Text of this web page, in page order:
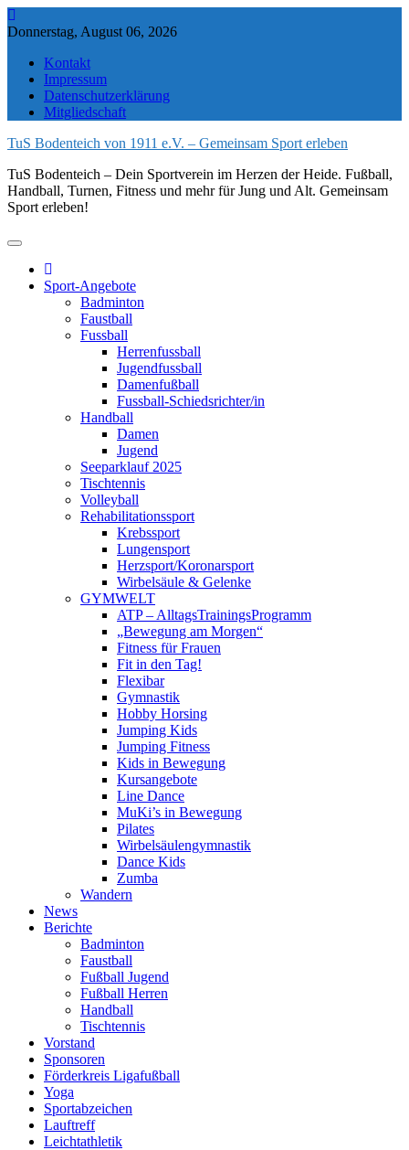
Skip
to
Donnerstag, August 06, 2026
Kontakt
Impressum
Datenschutzerklärung
Mitgliedschaft
TuS Bodenteich von 1911 e.V. – Gemeinsam Sport erleben
TuS Bodenteich – Dein Sportverein im Herzen der Heide. Fußball,
Handball, Turnen, Fitness und mehr für Jung und Alt. Gemeinsam
Sport erleben!
Sport-Angebote
Badminton
Faustball
Fussball
Herrenfussball
Jugendfussball
Damenfußball
Fussball-Schiedsrichter/in
Handball
Damen
Jugend
Seeparklauf 2025
Tischtennis
Volleyball
Rehabilitationssport
Krebssport
Lungensport
Herzsport/Koronarsport
Wirbelsäule & Gelenke
GYMWELT
ATP – AlltagsTrainingsProgramm
„Bewegung am Morgen“
Fitness für Frauen
Fit in den Tag!
Flexibar
Gymnastik
Hobby Horsing
Jumping Kids
Jumping Fitness
Kids in Bewegung
Kursangebote
Line Dance
MuKi’s in Bewegung
Pilates
Wirbelsäulengymnastik
Dance Kids
Zumba
Wandern
News
Berichte
Badminton
Faustball
Fußball Jugend
Fußball Herren
Handball
Tischtennis
Vorstand
Sponsoren
Förderkreis Ligafußball
Yoga
Sportabzeichen
Lauftreff
Leichtathletik